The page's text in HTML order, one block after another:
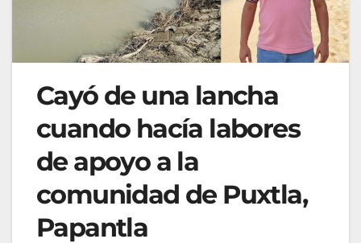
Cayó de una lancha
cuando hacía labores
de apoyo a la
comunidad de Puxtla,
Papantla